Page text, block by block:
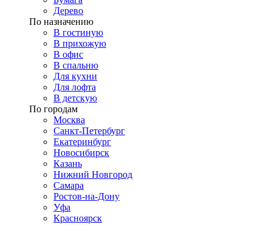
Дерево
По назначению
В гостиную
В прихожую
В офис
В спальню
Для кухни
Для лофта
В детскую
По городам
Москва
Санкт-Петербург
Екатеринбург
Новосибирск
Казань
Нижний Новгород
Самара
Ростов-на-Дону
Уфа
Красноярск